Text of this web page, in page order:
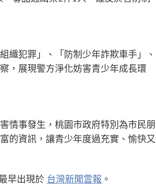
織犯罪」、「防制少年詐欺車手」、
，展現警方淨化妨害青少年成長環
情事發生，桃園市政府特別為市民朋
的資訊，讓青少年度過充實、愉快又
早出現於 台灣新聞雲報 。